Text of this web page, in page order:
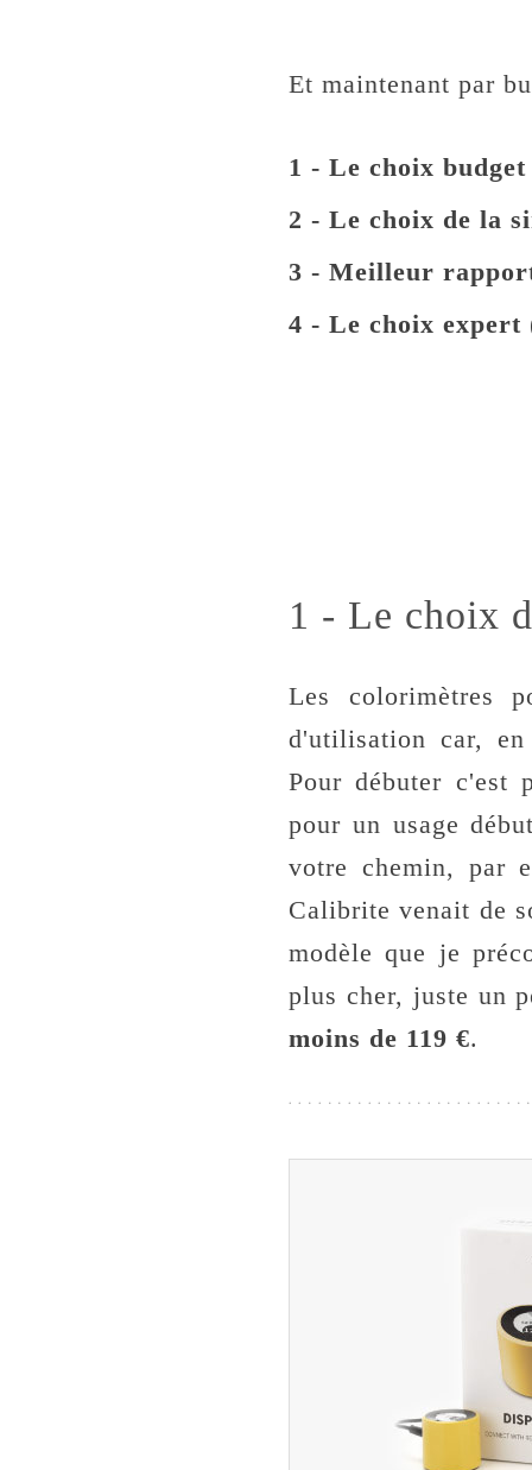
Et maintenant par
1 - Le choix budget
2 - Le choix de la
3 - Meilleur
4 - Le choix expert
1 - Le choix
Les colorimètres
d'utilisation car,
Pour débuter c'est
pour un usage
votre chemin, par
Calibrite venait de
modèle que je
plus cher, juste un
moins de 119 €.